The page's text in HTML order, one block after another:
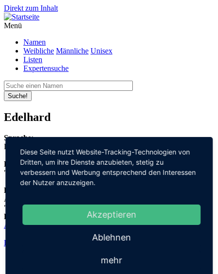
Direkt zum Inhalt
Menü
Namen
Weibliche Männliche Unisex
Listen
Expertensuche
Suche!
Edelhard
Sprache:
Deutsch
Bedeutung:
"edel" + "stark, hart"
Herleitung:
Althochdeutsch,
"adal" + "hart"
Herkunftsname:
Adalhard
Datenschutz
Diese Seite nutzt Website-Tracking-Technologien von
Dritten, um ihre Dienste anzubieten, stetig zu
verbessern und Werbung entsprechend den Interessen
der Nutzer anzuzeigen.
Akzeptieren
Ablehnen
mehr